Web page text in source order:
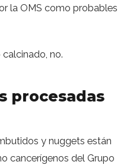
la OMS como probables
no.
procesadas
y nuggets están
cancerígenos del Grupo